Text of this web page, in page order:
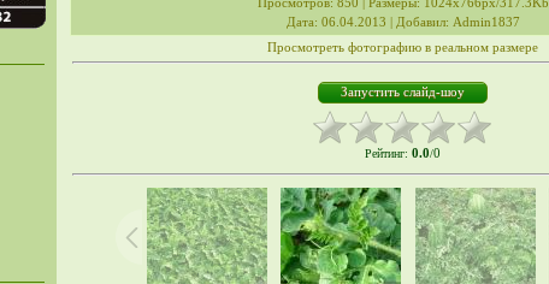
Дата: 06.04.2013 | Добавил: Admin1837
Просмотреть фотографию в реальном размере
Рейтинг: 0.0/0